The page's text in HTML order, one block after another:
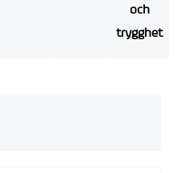
och
trygghet